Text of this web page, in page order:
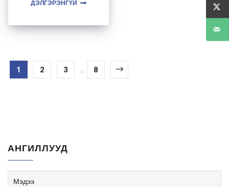
сайд
рын
ярилцлага
ДЭЛГЭРЭНГҮЙ
1 2 3 ... 8
АНГИЛЛУУД
Мэдээ